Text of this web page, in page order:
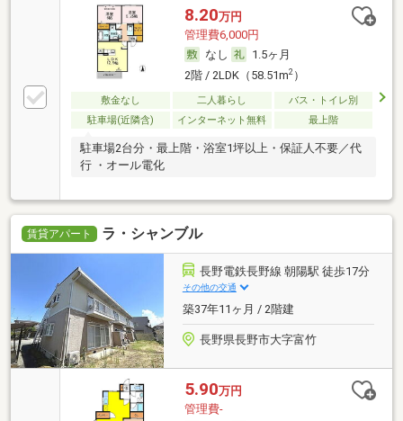
8.20万円
管理費6,000円
なし
1.5ヶ月
2階 / 2LDK（58.51m2）
敷金なし 二人暮らし
バス・トイレ別
駐車場(近隣含)
インターネット無料 最上階
駐車場2台分・最上階・浴室1坪以上・保証人不要／代
行 ・オール電化
賃貸アパート ラ・シャンブル
長野電鉄長野線 朝陽駅 徒歩17分
その他の交通
築37年11ヶ月 / 2階建
長野県長野市大字富竹
5.90万円
管理費-